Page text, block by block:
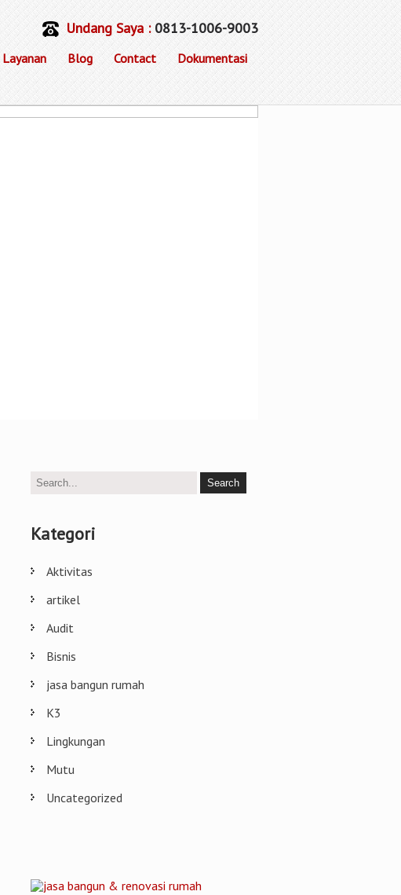
Undang Saya : 0813-1006-9003
Layanan Blog Contact Dokumentasi
Kategori
Aktivitas
artikel
Audit
Bisnis
jasa bangun rumah
K3
Lingkungan
Mutu
Uncategorized